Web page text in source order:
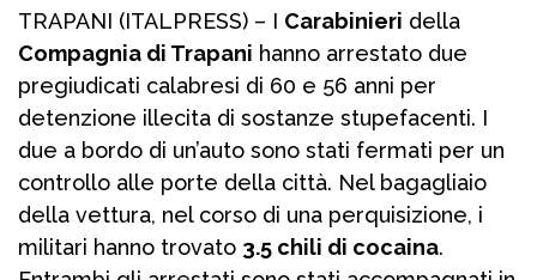
TRAPANI (ITALPRESS) – I Carabinieri della
Compagnia di Trapani hanno arrestato due
pregiudicati calabresi di 60 e 56 anni per
detenzione illecita di sostanze stupefacenti. I
due a bordo di un’auto sono stati fermati per un
controllo alle porte della città. Nel bagagliaio
della vettura, nel corso di una perquisizione, i
militari hanno trovato 3.5 chili di cocaina.